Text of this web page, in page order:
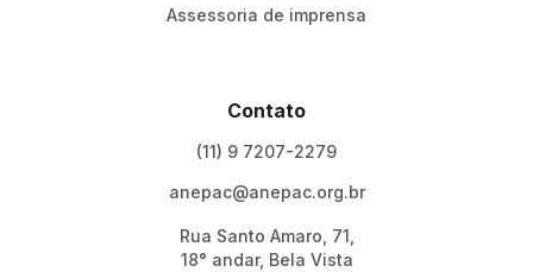
Assessoria de imprensa
Contato
(11) 9 7207-2279
anepac@anepac.org.br
Rua Santo Amaro, 71,
18° andar, Bela Vista